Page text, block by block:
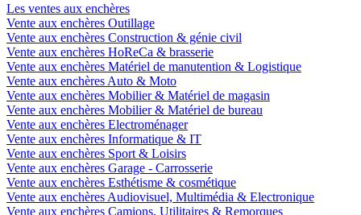
Les ventes aux enchères
Vente aux enchères Outillage
Vente aux enchères Construction & génie civil
Vente aux enchères HoReCa & brasserie
Vente aux enchères Matériel de manutention & Logistique
Vente aux enchères Auto & Moto
Vente aux enchères Mobilier & Matériel de magasin
Vente aux enchères Mobilier & Matériel de bureau
Vente aux enchères Electroménager
Vente aux enchères Informatique & IT
Vente aux enchères Sport & Loisirs
Vente aux enchères Garage - Carrosserie
Vente aux enchères Esthétisme & cosmétique
Vente aux enchères Audiovisuel, Multimédia & Electronique
Vente aux enchères Camions, Utilitaires & Remorques